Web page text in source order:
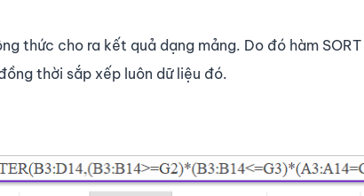
thức cho ra kết quả dạng mảng. Do đó hàm
thời sắp xếp luôn dữ liệu đó.